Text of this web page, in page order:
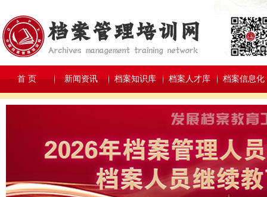
首 页 新闻资讯 档案知识库 档案人才库 档案信息化